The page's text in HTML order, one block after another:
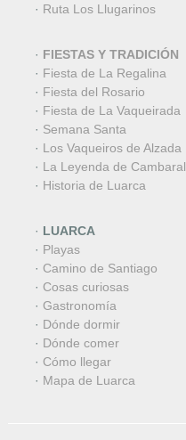
· Ruta Los Llugarinos
· FIESTAS Y TRADICIÓN
· Fiesta de La Regalina
· Fiesta del Rosario
· Fiesta de La Vaqueirada
· Semana Santa
· Los Vaqueiros de Alzada
· La Leyenda de Cambaral
· Historia de Luarca
· LUARCA
· Playas
· Camino de Santiago
· Cosas curiosas
· Gastronomía
· Dónde dormir
· Dónde comer
· Cómo llegar
· Mapa de Luarca